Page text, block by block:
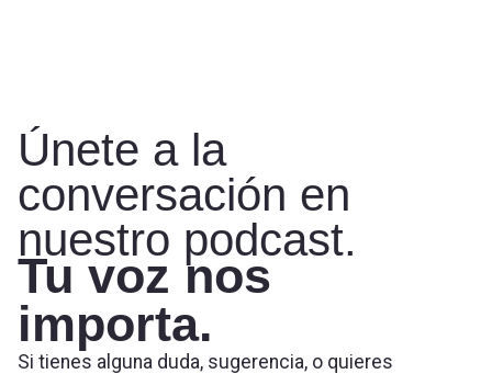
Únete a la
conversación en
nuestro podcast.
Tu voz nos
importa.
Si tienes alguna duda, sugerencia, o quieres